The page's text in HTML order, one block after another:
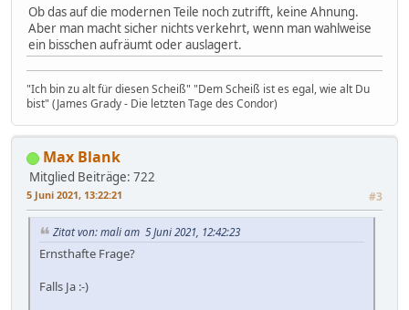
Ob das auf die modernen Teile noch zutrifft, keine Ahnung.
Aber man macht sicher nichts verkehrt, wenn man wahlweise
ein bisschen aufräumt oder auslagert.
"Ich bin zu alt für diesen Scheiß" "Dem Scheiß ist es egal, wie alt Du
bist" (James Grady - Die letzten Tage des Condor)
Max Blank
Mitglied Beiträge: 722
5 Juni 2021, 13:22:21 #3
Zitat von: mali am 5 Juni 2021, 12:42:23
Ernsthafte Frage?
Falls Ja :-)